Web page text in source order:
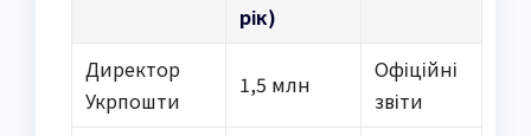
рік)
Директор
Укрпошти
1,5 млн
Офіційні
звіти